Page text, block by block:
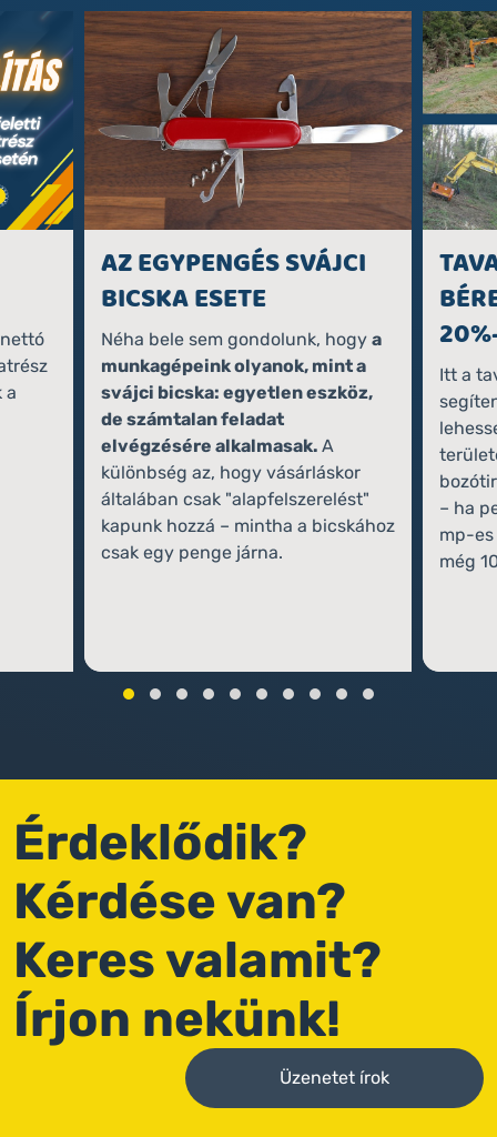
a
AZ EGYPENGÉS SVÁJCI
BICSKA ESETE
Néha bele sem gondolunk, hogy a
munkagépeink olyanok, mint a
svájci bicska: egyetlen eszköz,
de számtalan feladat
elvégzésére alkalmasak. A
különbség az, hogy vásárláskor
általában csak "alapfelszerelést"
kapunk hozzá – mintha a bicskához
csak egy penge járna.
Itt a
– ha
mp-es
még
Érdeklődik?
Kérdése van?
Keres valamit?
Írjon nekünk!
Üzenetet írok